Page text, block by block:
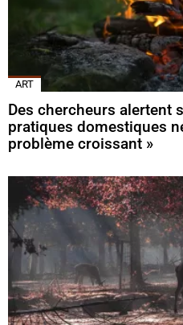
ART
Des chercheurs alertent
pratiques domestiques
problème croissant »